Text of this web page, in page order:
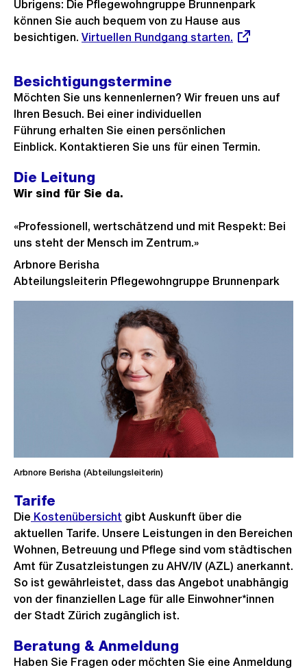
e
r
e
s
i
r
a
i
Übrigens: Die Pflegewohngruppe Brunnenpark
können Sie auch bequem von zu Hause aus
besichtigen. Externer
Virtuellen Rundgang starten.
Besichtigungstermine
Möchten Sie uns kennenlernen? Wir freuen uns auf
Ihren Besuch. Bei einer individuellen
Führung erhalten Sie einen persönlichen
Einblick. Kontaktieren Sie uns für einen Termin.
Die Leitung
Wir sind für Sie da.
«Professionell, wertschätzend und mit Respekt: Bei
uns steht der Mensch im Zentrum.»
Arbnore Berisha
Abteilungsleiterin Pflegewohngruppe Brunnenpark
Arbnore Berisha (Abteilungsleiterin)
Tarife
Die Kostenübersicht gibt Auskunft über die
aktuellen Tarife. Unsere Leistungen in den Bereichen
Wohnen, Betreuung und Pflege sind vom städtischen
Amt für Zusatzleistungen zu AHV/IV (AZL) anerkannt.
So ist gewährleistet, dass das Angebot unabhängig
von der finanziellen Lage für alle Einwohner*innen
der Stadt Zürich zugänglich ist.
Beratung & Anmeldung
Haben Sie Fragen oder möchten Sie eine Anmeldung